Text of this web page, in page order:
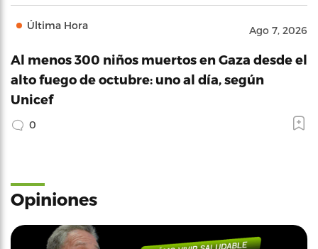
Última Hora Ago 7, 2026
Al menos 300 niños muertos en Gaza desde el
alto fuego de octubre: uno al día, según
Unicef
0
Opiniones